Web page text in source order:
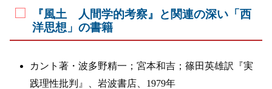
『風土 人間学的考察』と関連の深い「西
洋思想」の書籍
カント著・波多野精一；宮本和吉；篠田英雄訳『実
践理性批判』、岩波書店、1979年